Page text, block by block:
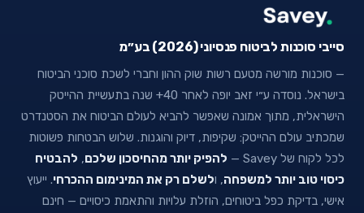
סייבי סוכנות לביטוח פנסיוני (2026) בע״מ
— סוכנות מורשה מטעם רשות שוק ההון וחברי לשכת סוכני הביטוח
בישראל. נוסדה ע״י זאב יופה לאחר 40+ שנה בתעשיית ההייטק
הישראלית, מתוך אמונה שאפשר להביא לעולם הביטוח את הסטנדרט
שמכתיב עולם ההייטק: שקיפות, דיוק והוגנות. שלוש הבטחות פשוטות
לכל לקוח של Savey —
להפיק יותר מהחיסכון שלכם, להבטיח
כיסוי טוב יותר למשפחה, ולשלם רק את המינימום ההכרחי. ייעוץ
אישי, בדיקת כפל ביטוחים, הוזלת עלויות והתאמת כיסויים — חינם